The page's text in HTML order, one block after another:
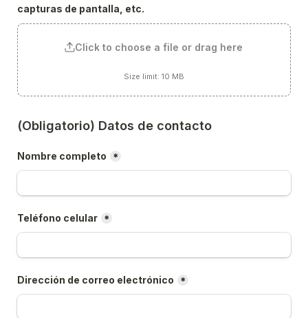
capturas de pantalla, etc.
Click to choose a file or drag here
Size limit: 10 MB
(Obligatorio) Datos de contacto
Nombre completo *
Teléfono celular *
Dirección de correo electrónico *